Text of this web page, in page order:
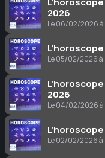
2026
Le 06/02/2026
L’horoscope
Le 05/02/2026
L’horoscope
2026
Le 04/02/2026
L’horoscope
Le 02/02/2026